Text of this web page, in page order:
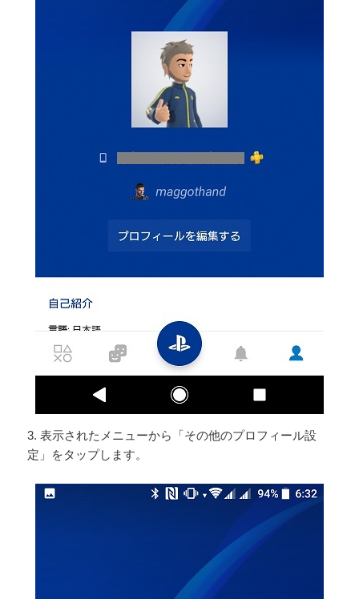
3. 表示されたメニューから「その他のプロフィール設
定」をタップします。